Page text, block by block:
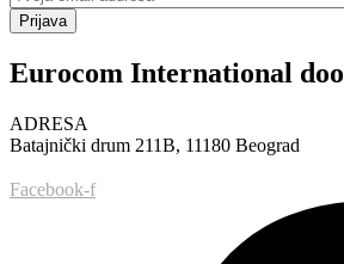
Prijava
Eurocom International doo
ADRESA
Batajnički drum 211B, 11180 Beograd
Facebook-f